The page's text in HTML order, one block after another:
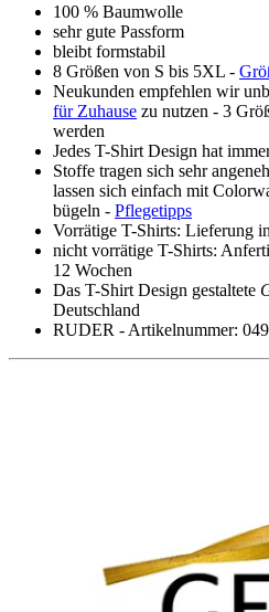
100 % Baumwolle
sehr gute Passform
bleibt formstabil
8 Größen von S bis 5XL -
Neukunden empfehlen wir
für Zuhause zu nutzen - 3
werden
Jedes T-Shirt Design hat
Stoffe tragen sich sehr
lassen sich einfach mit
bügeln - Pflegetipps
Vorrätige T-Shirts: Lieferung
nicht vorrätige T-Shirts:
12 Wochen
Das T-Shirt Design gestaltete
Deutschland
RUDER - Artikelnummer: